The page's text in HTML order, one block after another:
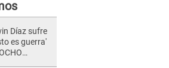
Díaz sufre
es guerra'